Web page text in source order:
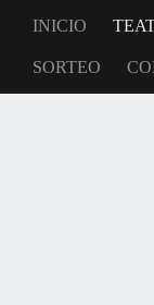
INICIO
SORTEO